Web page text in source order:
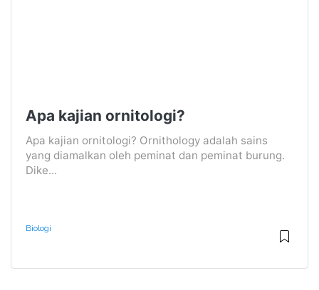
Apa kajian ornitologi?
Apa kajian ornitologi? Ornithology adalah sains
yang diamalkan oleh peminat dan peminat burung.
Dike...
Biologi